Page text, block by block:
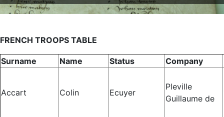
FRENCH TROOPS TABLE
Surname Name Status Company
Accart Colin Ecuyer
Pleville
Guillaume de